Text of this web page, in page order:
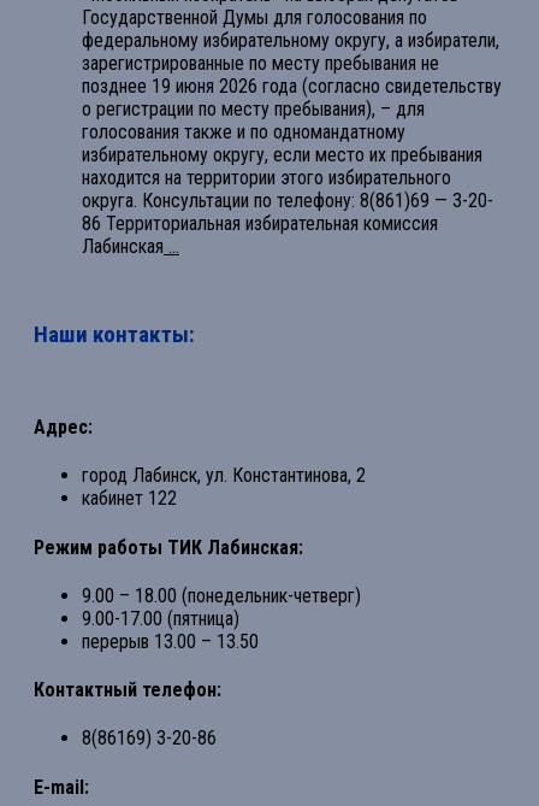
Государственной Думы для голосования по
федеральному избирательному округу, а избиратели,
зарегистрированные по месту пребывания не
позднее 19 июня 2026 года (согласно свидетельству
о регистрации по месту пребывания), – для
голосования также и по одномандатному
избирательному округу, если место их пребывания
находится на территории этого избирательного
округа. Консультации по телефону: 8(861)69 — 3-20-
86 Территориальная избирательная комиссия
Лабинская ...
Наши контакты:
Адрес:
город Лабинск, ул. Константинова, 2
кабинет 122
Режим работы ТИК Лабинская:
9.00 – 18.00 (понедельник-четверг)
9.00-17.00 (пятница)
перерыв 13.00 – 13.50
Контактный телефон:
8(86169) 3-20-86
E-mail: